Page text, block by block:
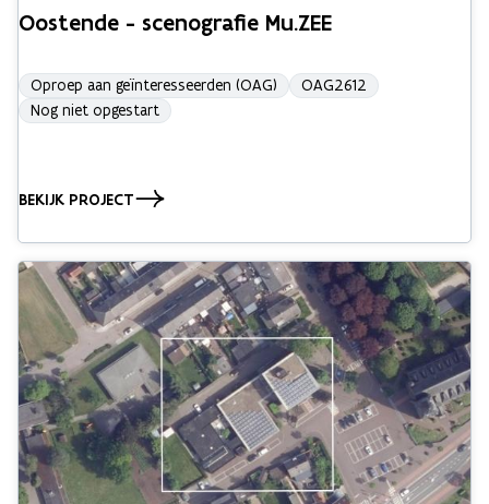
Oostende - scenografie Mu.ZEE
Oproep aan geïnteresseerden (OAG)
OAG2612
Nog niet opgestart
BEKIJK PROJECT